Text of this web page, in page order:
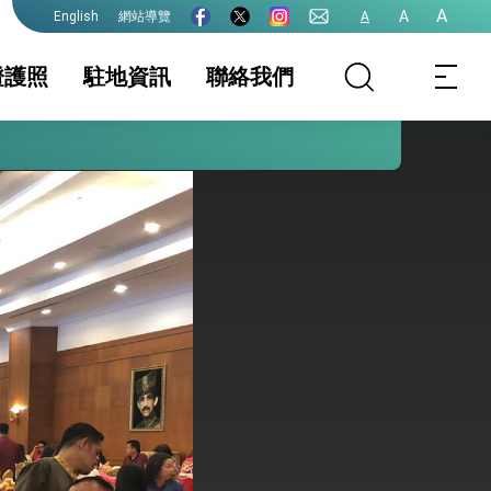
English 網站導覽 A A A
照
服務簡介 領務新聞與訊息
護照
文件證明
澳人士
其他及下載專區
駐地資訊
相關資訊 簽證及入境須知
生活資訊
及性平諮詢機
行事曆
聯絡我們
力支持並盡速通過
，期許數位轉 型迎向下個50年